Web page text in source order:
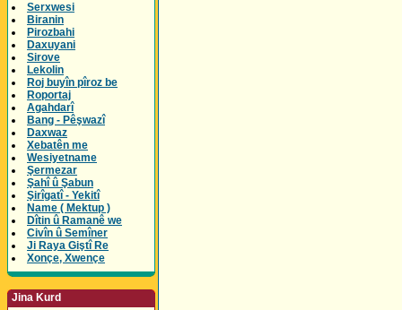
Serxwesi
Biranin
Pirozbahi
Daxuyani
Sirove
Lekolin
Roj buyîn pîroz be
Roportaj
Agahdarî
Bang - Pêşwazî
Daxwaz
Xebatên me
Wesiyetname
Şermezar
Şahî û Şabun
Şirîgatî - Yekitî
Name ( Mektup )
Dîtin û Ramanê we
Civîn û Semîner
Ji Raya Giştî Re
Xonçe, Xwençe
Jina Kurd